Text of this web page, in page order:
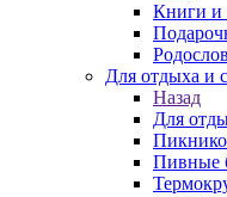
Книги и
Для отдыха и
Назад
Для
Пивные